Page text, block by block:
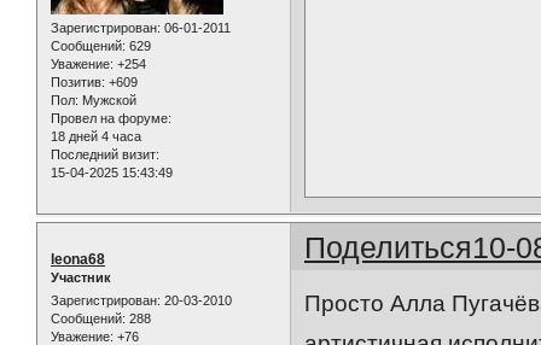
Зарегистрирован: 06-01-2011
Сообщений: 629
Уважение: +254
Позитив: +609
Пол: Мужской
Провел на форуме:
18 дней 4 часа
Последний визит:
15-04-2025 15:43:49
Поделиться10-
leona68
Участник
Зарегистрирован: 20-03-2010
Сообщений: 288
Уважение: +76
Просто Алла